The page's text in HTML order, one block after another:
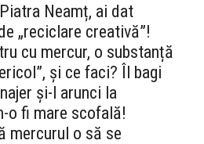
Neamț, ai dat
„reciclare creativă”!
cu mercur, o substanță
și ce faci? Îl bagi
și-l arunci la
o fi mare scofală!
mercurul o să se